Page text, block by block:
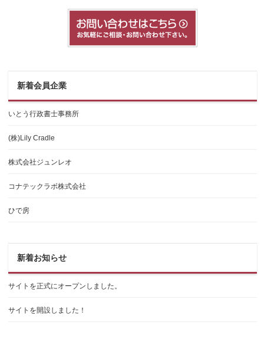
新着会員企業
いとう行政書士事務所
(株)Lily Cradle
株式会社ジュンレオ
コナテックラボ株式会社
ひで房
新着お知らせ
サイトを正式にオープンしました。
サイトを開設しました！